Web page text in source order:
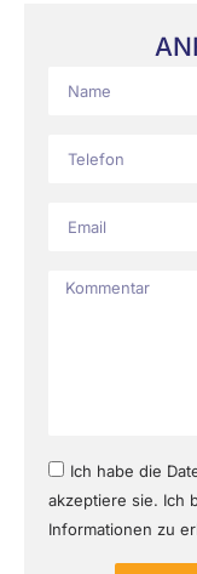
Ich habe die
akzeptiere sie. Ich
Informationen zu